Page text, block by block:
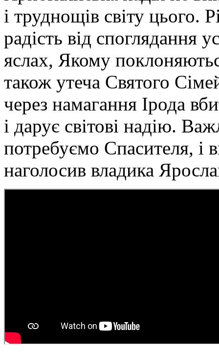
і труднощів світу цього.
радість від споглядання
яслах, Якому
також утеча Святого
через намагання Ірода
і дарує світові надію.
потребуємо Спасителя,
наголосив владика